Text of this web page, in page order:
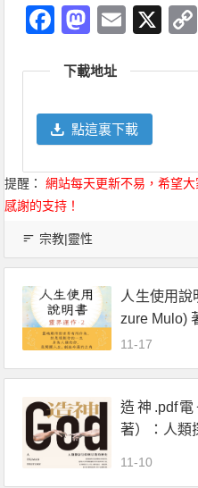
Facebook
Email
X
下載地址
點這裏下載
提醒：
網站每天更新不易，希望
感謝的支持！
宗教|靈性
人生使用說
zure Mulo)
11-17
造神.pdf
著）：人類
11-10